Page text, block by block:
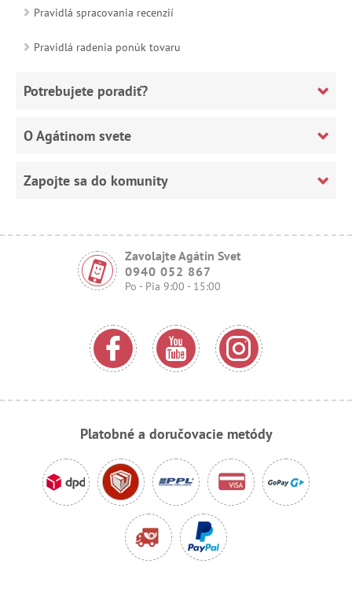
Pravidlá spracovania recenzií
Pravidlá radenia ponúk tovaru
Potrebujete poradiť?
O Agátinom svete
Zapojte sa do komunity
Zavolajte Agátin Svet
0940 052 867
Po - Pia 9:00 - 15:00
Platobné a doručovacie metódy